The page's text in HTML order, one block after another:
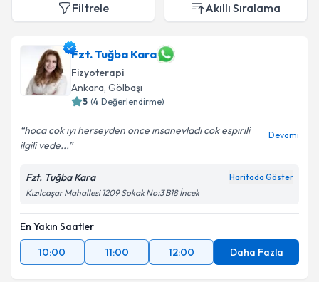
Filtrele Akıllı Sıralama
Fzt. Tuğba Kara
Fizyoterapi
Ankara, Gölbaşı
5 (4 Değerlendirme)
hoca cok ıyı herseyden once ınsanevladı cok espırıli
ilgili vede...
Devamı
Fzt. Tuğba Kara Haritada Göster
Kızılcaşar Mahallesi 1209 Sokak No:3 B18 İncek
En Yakın Saatler
10:00
11:00 12:00 Daha Fazla